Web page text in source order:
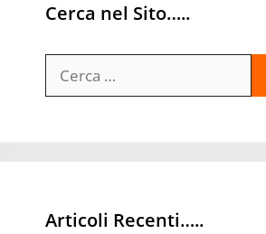
Cerca nel Sito…..
per:
Articoli Recenti…..